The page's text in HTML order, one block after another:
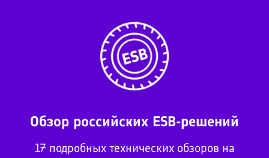
Обзор российских ESB-решений
17 подробных технических обзоров на